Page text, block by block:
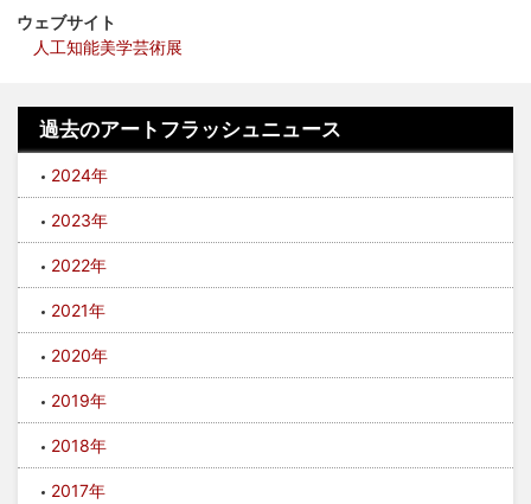
ウェブサイト
人工知能美学芸術展
過去のアートフラッシュニュース
2024年
2023年
2022年
2021年
2020年
2019年
2018年
2017年